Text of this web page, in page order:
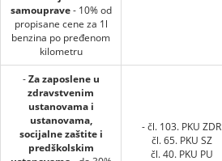
samouprave- 10% od
propisane cene za 1l
benzina po pređenom
kilometru
-Za zaposlene u
zdravstvenim
ustanovama i
ustanovama,
socijalne zaštite i
predškolskim
- čl. 103. PKU ZDR
čl. 65. PKU SZ
čl. 40. PKU PU